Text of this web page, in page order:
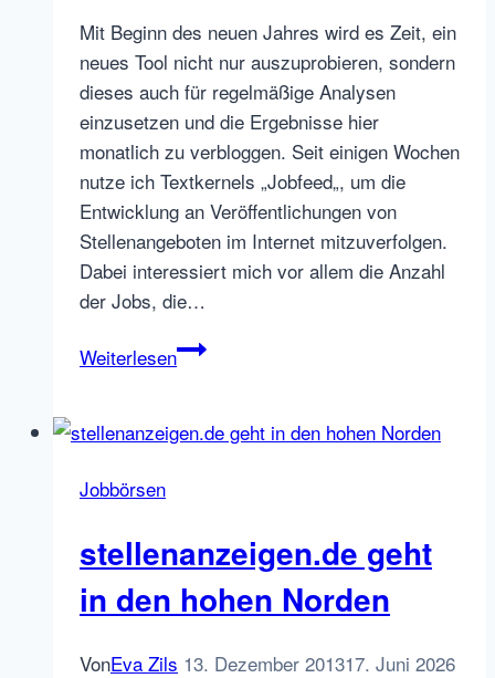
Mit Beginn des neuen Jahres wird es Zeit, ein
neues Tool nicht nur auszuprobieren, sondern
dieses auch für regelmäßige Analysen
einzusetzen und die Ergebnisse hier
monatlich zu verbloggen. Seit einigen Wochen
nutze ich Textkernels „Jobfeed„, um die
Entwicklung an Veröffentlichungen von
Stellenangeboten im Internet mitzuverfolgen.
Dabei interessiert mich vor allem die Anzahl
der Jobs, die…
WeiterlesenMarktanteil
Anfang
Jobbörsen
Jobbörsen
stellenanzeigen.de geht
in den hohen Norden
VonEva Zils 13. Dezember 201317. Juni 2026